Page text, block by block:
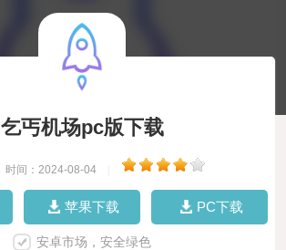
乞丐机场pc版下载
时间：2024-08-04
苹果下载 PC下载
安卓市场，安全绿色